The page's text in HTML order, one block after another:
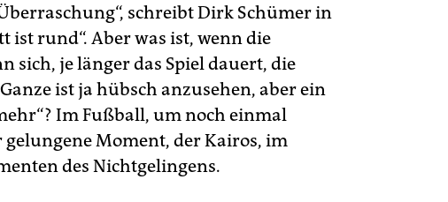
schreibt Dirk Schümer in
ist rund“. Aber was ist, wenn die
sich, je länger das Spiel dauert, die
ist ja hübsch anzusehen, aber ein
Im Fußball, um noch einmal
Moment, der Kairos, im
des Nichtgelingens.